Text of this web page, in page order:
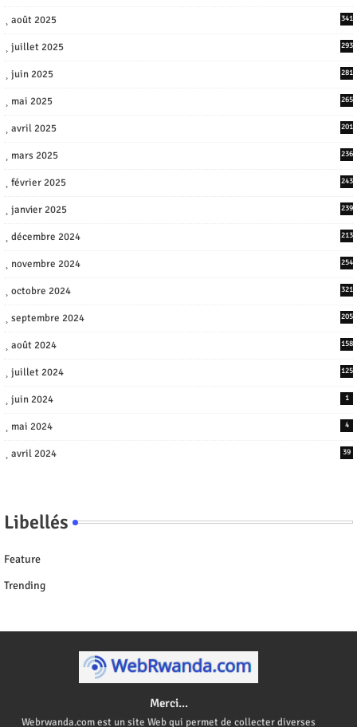
août 2025 341
juillet 2025 293
juin 2025 281
mai 2025 265
avril 2025 201
mars 2025 236
février 2025 243
janvier 2025 239
décembre 2024 213
novembre 2024 254
octobre 2024 321
septembre 2024 205
août 2024 158
juillet 2024 125
juin 2024 1
mai 2024 4
avril 2024 39
Libellés
Feature
Trending
Merci...
Webrwanda.com est un site Web qui permet de collecter diverses